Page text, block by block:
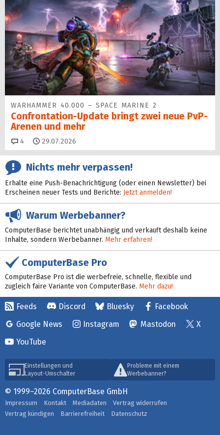
WARHAMMER 40.000 – SPACE MARINE 2
Confrontation-Update bringt zwei neue PvP-
Arenen und mehr
4 Kommentare
29.07.2026
Nichts mehr verpassen!
Erhalte eine Push-Benachrichtigung (oder einen Newsletter) bei
Erscheinen neuer Tests und Berichte: Jetzt anmelden!
Warum Werbebanner?
ComputerBase berichtet unabhängig und verkauft deshalb keine
Inhalte, sondern Werbebanner. Mehr erfahren!
ComputerBase Pro
ComputerBase Pro ist die werbefreie, schnelle, flexible und
zugleich faire Variante von ComputerBase. Mehr dazu!
Feeds Discord Bluesky
Facebook
Google News
Instagram Mastodon
X
YouTube
Einstellungen und
Layout-Umschalter
Probleme mit einem
Werbebanner?
© 1999–2026 ComputerBase GmbH
Impressum Kontakt Mediadaten
Vertrag widerrufen
Vertrag kündigen
Barrierefreiheit Datenschutz